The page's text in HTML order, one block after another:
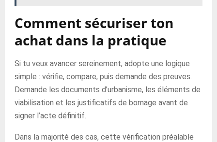
Comment sécuriser ton
achat dans la pratique
Si tu veux avancer sereinement, adopte une logique
simple : vérifie, compare, puis demande des preuves.
Demande les documents d’urbanisme, les éléments de
viabilisation et les justificatifs de bornage avant de
signer l’acte définitif.
Dans la majorité des cas, cette vérification préalable